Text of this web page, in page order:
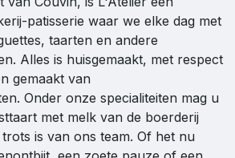
patisserie waar we elke dag met
taarten en andere
Alles is huisgemaakt, met respect
gemaakt van
Onder onze specialiteiten mag u
met melk van de boerderij
trots is van ons team. Of het nu